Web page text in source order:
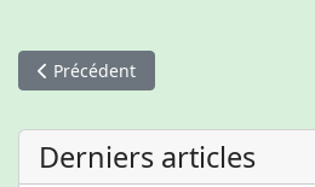
Article précédent : Réveil du GADEL
Précédent
Derniers articles